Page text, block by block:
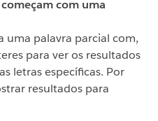
com uma
uma palavra parcial com,
para ver os resultados
letras específicas. Por
resultados para